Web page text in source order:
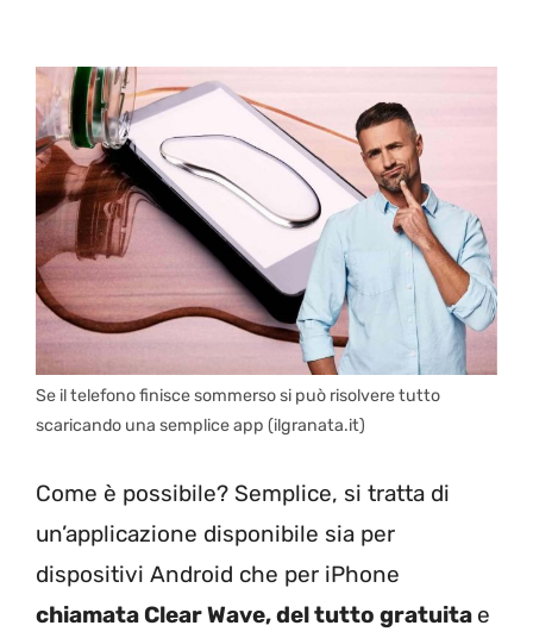
Se il telefono finisce sommerso si può risolvere tutto
scaricando una semplice app (ilgranata.it)
Come è possibile? Semplice, si tratta di
un’applicazione disponibile sia per
dispositivi Android che per iPhone
chiamata Clear Wave, del tutto gratuita e